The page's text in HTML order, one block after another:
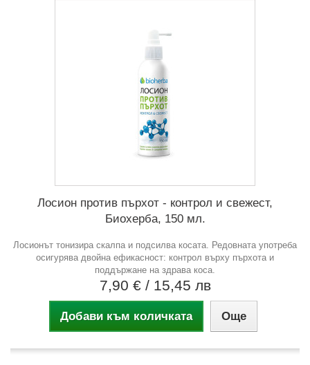
Лосион против пърхот - контрол и свежест,
Биохерба, 150 мл.
Лосионът тонизира скалпа и подсилва косата. Редовната употреба
осигурява двойна ефикасност: контрол върху пърхота и
поддържане на здрава коса.
7,90 € / 15,45 лв
Добави към количката Още